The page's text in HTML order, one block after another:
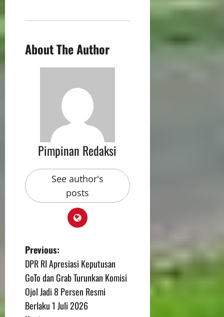
About The Author
Pimpinan Redaksi
See author's
posts
Previous:
DPR RI Apresiasi Keputusan
GoTo dan Grab Turunkan Komisi
Ojol Jadi 8 Persen Resmi
Berlaku 1 Juli 2026